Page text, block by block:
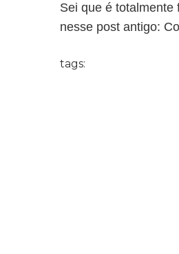
Sei que é totalmente
nesse post antigo:
tags: